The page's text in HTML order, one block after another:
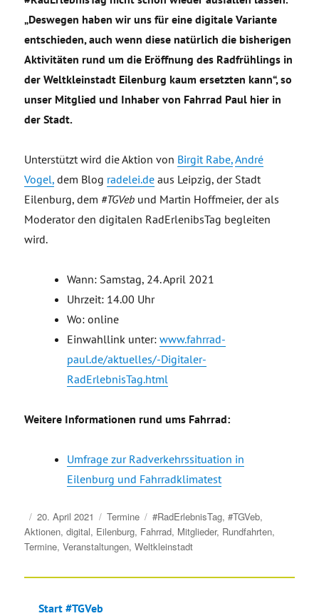
„Deswegen haben wir uns für eine digitale Variante
entschieden, auch wenn diese natürlich die bisherigen
Aktivitäten rund um die Eröffnung des Radfrühlings in
der Weltkleinstadt Eilenburg kaum ersetzten kann“, so
unser Mitglied und Inhaber von Fahrrad Paul hier in
der Stadt.
Unterstützt wird die Aktion von Birgit Rabe,André
Vogel, dem Blog radelei.de aus Leipzig, der Stadt
Eilenburg, dem #TGVeb und Martin Hoffmeier, der als
Moderator den digitalen RadErlenibsTag begleiten
wird.
Wann: Samstag, 24. April 2021
Uhrzeit: 14.00 Uhr
Wo: online
Einwahllink unter:www.fahrrad-
paul.de/aktuelles/-Digitaler-
RadErlebnisTag.html
Weitere Informationen rund ums Fahrrad:
Umfrage zur Radverkehrssituation in
Eilenburg und Fahrradklimatest
Veröffentlicht
am
20. April 2021 Kategorien
Termine Schlagwörter
#RadErlebnisTag,#TGVeb,
Aktionen,digital, Eilenburg, Fahrrad, Mitglieder, Rundfahrten,
Termine,Veranstaltungen,Weltkleinstadt
Start #TGVeb